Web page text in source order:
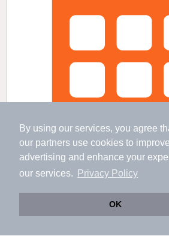
By using our services, you agree
our partners use cookies to improve
advertising and enhance your
our services.
Privacy Policy
OK
アプリに切り替えて、サクサクお
会員登録なしですぐ使える。マップ検
九条駅より徒歩3分 築17年7ヶ月 3階建の賃貸